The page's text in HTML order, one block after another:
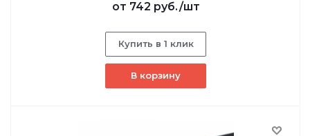
от 742 руб./шт
Купить в 1 клик
В корзину